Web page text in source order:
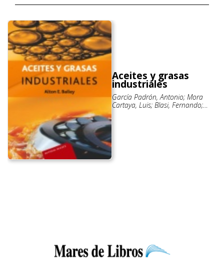
Aceites y grasas
industriales
García Padrón, Antonio; Mora
Cartaya, Luis; Blasi, Fernando;